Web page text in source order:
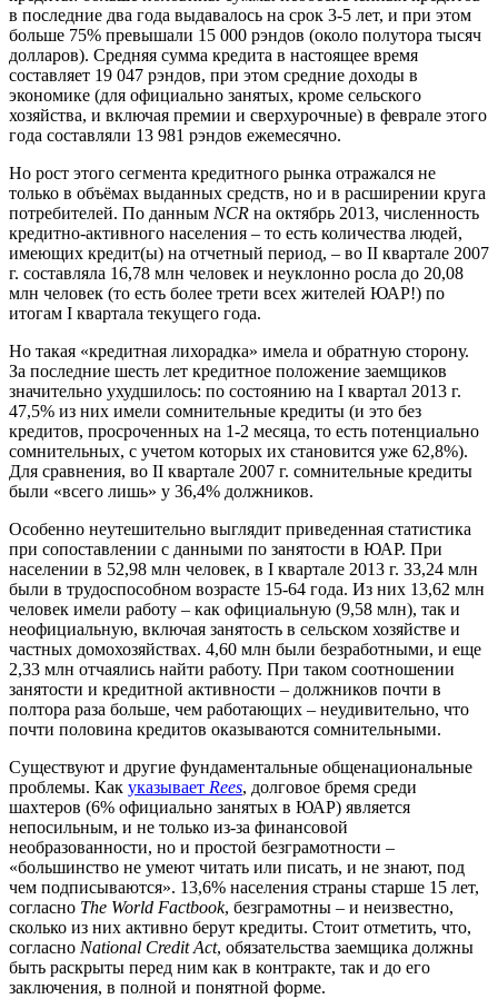
в последние два года выдавалось на срок 3-5 лет, и при этом
больше 75% превышали 15 000 рэндов (около полутора тысяч
долларов). Средняя сумма кредита в настоящее время
составляет 19 047 рэндов, при этом средние доходы в
экономике (для официально занятых, кроме сельского
хозяйства, и включая премии и сверхурочные) в феврале этого
года составляли 13 981 рэндов ежемесячно.
Но рост этого сегмента кредитного рынка отражался не
только в объёмах выданных средств, но и в расширении круга
потребителей. По данным NCR на октябрь 2013, численность
кредитно-активного населения – то есть количества людей,
имеющих кредит(ы) на отчетный период, – во II квартале 2007
г. составляла 16,78 млн человек и неуклонно росла до 20,08
млн человек (то есть более трети всех жителей ЮАР!) по
итогам I квартала текущего года.
Но такая «кредитная лихорадка» имела и обратную сторону.
За последние шесть лет кредитное положение заемщиков
значительно ухудшилось: по состоянию на I квартал 2013 г.
47,5% из них имели сомнительные кредиты (и это без
кредитов, просроченных на 1-2 месяца, то есть потенциально
сомнительных, с учетом которых их становится уже 62,8%).
Для сравнения, во II квартале 2007 г. сомнительные кредиты
были «всего лишь» у 36,4% должников.
Особенно неутешительно выглядит приведенная статистика
при сопоставлении с данными по занятости в ЮАР. При
населении в 52,98 млн человек, в I квартале 2013 г. 33,24 млн
были в трудоспособном возрасте 15-64 года. Из них 13,62 млн
человек имели работу – как официальную (9,58 млн), так и
неофициальную, включая занятость в сельском хозяйстве и
частных домохозяйствах. 4,60 млн были безработными, и еще
2,33 млн отчаялись найти работу. При таком соотношении
занятости и кредитной активности – должников почти в
полтора раза больше, чем работающих – неудивительно, что
почти половина кредитов оказываются сомнительными.
Существуют и другие фундаментальные общенациональные
проблемы. Как указывает Rees, долговое бремя среди
шахтеров (6% официально занятых в ЮАР) является
непосильным, и не только из-за финансовой
необразованности, но и простой безграмотности –
«большинство не умеют читать или писать, и не знают, под
чем подписываются». 13,6% населения страны старше 15 лет,
согласно The World Factbook, безграмотны – и неизвестно,
сколько из них активно берут кредиты. Стоит отметить, что,
согласно National Credit Act, обязательства заемщика должны
быть раскрыты перед ним как в контракте, так и до его
заключения, в полной и понятной форме.